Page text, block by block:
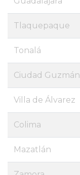
Tlaquepaque
Tonalá
Ciudad Guzmán
Villa de Álvarez
Colima
Mazatlán